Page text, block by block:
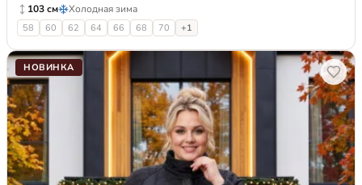
103 см Холодная зима
58 60 62 64 66 68 70 +1
НОВИНКА